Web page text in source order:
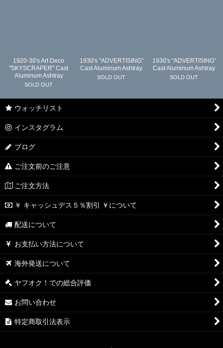
1920-30's Art Deco
"SKYSCRAPER" Cast
Aluminum Ashtray
SOLD OUT
1930's "ADVERTISING"
Cast Aluminum Ashtray
SOLD OUT
1930's "ADVERTISING"
Cast Aluminum Ashtray
SOLD OUT
ウォッチリスト
インスタグラム
ブログ
ご注文前のご注意
ご注文方法
￥ キャッシュデス５％割引 ￥について
配送について
お支払い方法について
海外発送について
ヤフオク！での総合評価
お問い合わせ
特定商取引法表示